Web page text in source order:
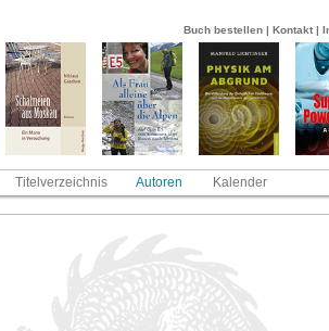
Buch bestellen | Kontakt |
Titelverzeichnis Autoren Kalender